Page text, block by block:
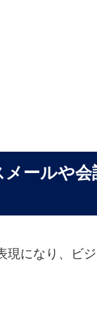
メールや
現になり、ビ